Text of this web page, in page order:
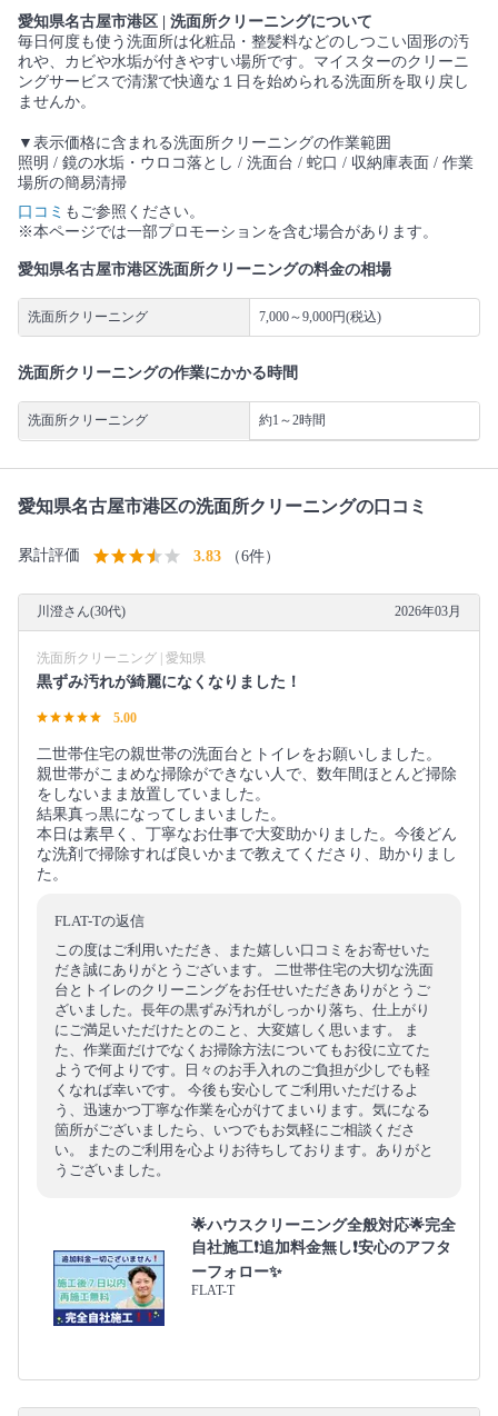
愛知県名古屋市港区 | 洗面所クリーニングについて
毎日何度も使う洗面所は化粧品・整髪料などのしつこい固形の汚
れや、カビや水垢が付きやすい場所です。マイスターのクリーニ
ングサービスで清潔で快適な１日を始められる洗面所を取り戻し
ませんか。
▼表示価格に含まれる洗面所クリーニングの作業範囲
照明 / 鏡の水垢・ウロコ落とし / 洗面台 / 蛇口 / 収納庫表面 / 作業
場所の簡易清掃
口コミ もご参照ください。
※本ページでは一部プロモーションを含む場合があります。
愛知県名古屋市港区洗面所クリーニングの料金の相場
洗面所クリーニング 7,000～9,000円(税込)
洗面所クリーニングの作業にかかる時間
洗面所クリーニング 約1～2時間
愛知県名古屋市港区の洗面所クリーニングの口コミ
累計評価 3.83 （6件）
川澄さん(30代) 2026年03月
洗面所クリーニング | 愛知県
黒ずみ汚れが綺麗になくなりました！
5.00
二世帯住宅の親世帯の洗面台とトイレをお願いしました。
親世帯がこまめな掃除ができない人で、数年間ほとんど掃除
をしないまま放置していました。
結果真っ黒になってしまいました。
本日は素早く、丁寧なお仕事で大変助かりました。今後どん
な洗剤で掃除すれば良いかまで教えてくださり、助かりまし
た。
FLAT-Tの返信
この度はご利用いただき、また嬉しい口コミをお寄せいた
だき誠にありがとうございます。 二世帯住宅の大切な洗面
台とトイレのクリーニングをお任せいただきありがとうご
ざいました。長年の黒ずみ汚れがしっかり落ち、仕上がり
にご満足いただけたとのこと、大変嬉しく思います。 ま
た、作業面だけでなくお掃除方法についてもお役に立てた
ようで何よりです。日々のお手入れのご負担が少しでも軽
くなれば幸いです。 今後も安心してご利用いただけるよ
う、迅速かつ丁寧な作業を心がけてまいります。気になる
箇所がございましたら、いつでもお気軽にご相談くださ
い。 またのご利用を心よりお待ちしております。ありがと
うございました。
🌟ハウスクリーニング全般対応🌟完全
自社施工❗️追加料金無し❗️安心のアフタ
ーフォロー✨
FLAT-T